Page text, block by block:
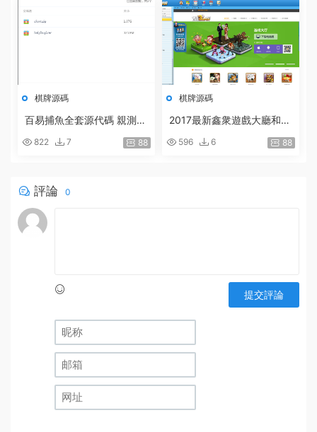
棋牌源碼
百易捕魚全套源代碼 親測完
822 7 88
棋牌源碼
2017最新鑫衆遊戲大廳和全
碼程序
596 6 88
評論 0
提交評論